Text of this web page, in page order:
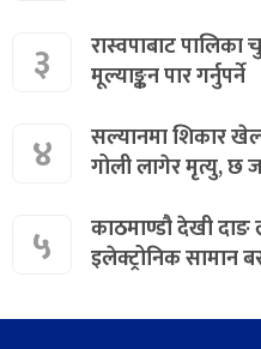
३
रास्वपाबाट पालिका
मूल्याङ्कन पार गर्नुपर्ने
४
सल्यानमा शिकार
गोली लागेर मृत्यु, छ
५
काठमाण्डौ देखी
इलेक्ट्रोनिक सामान